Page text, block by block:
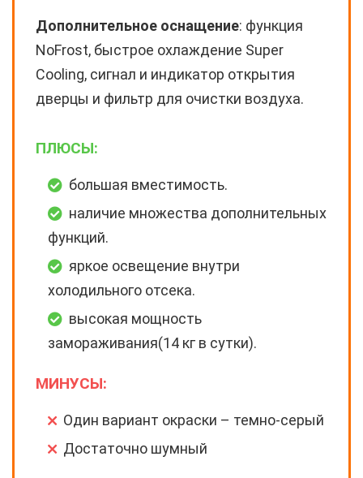
Дополнительное оснащение: функция
NoFrost, быстрое охлаждение Super
Cooling, сигнал и индикатор открытия
дверцы и фильтр для очистки воздуха.
ПЛЮСЫ:
большая вместимость.
наличие множества дополнительных
функций.
яркое освещение внутри
холодильного отсека.
высокая мощность
замораживания(14 кг в сутки).
МИНУСЫ:
Один вариант окраски – темно-серый
Достаточно шумный